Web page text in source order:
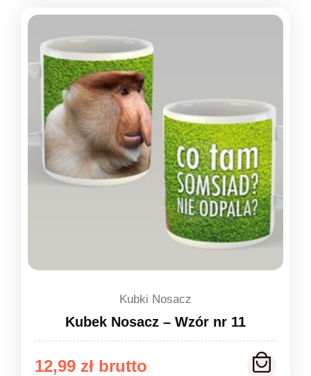
Kubki Nosacz
Kubek Nosacz – Wzór nr 11
12,99 zł